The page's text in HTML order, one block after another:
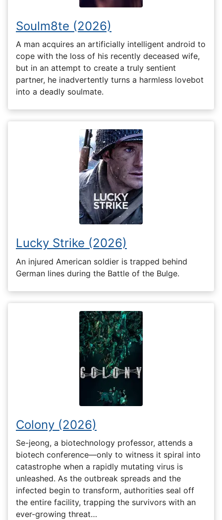
Soulm8te (2026)
A man acquires an artificially intelligent android to
cope with the loss of his recently deceased wife,
but in an attempt to create a truly sentient
partner, he inadvertently turns a harmless lovebot
into a deadly soulmate.
Lucky Strike (2026)
An injured American soldier is trapped behind
German lines during the Battle of the Bulge.
Colony (2026)
Se-jeong, a biotechnology professor, attends a
biotech conference—only to witness it spiral into
catastrophe when a rapidly mutating virus is
unleashed. As the outbreak spreads and the
infected begin to transform, authorities seal off
the entire facility, trapping the survivors with an
ever-growing threat…